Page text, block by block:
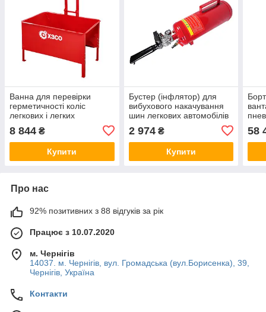
Ванна для перевірки
герметичності коліс
легкових і легких
комерційних автомобілів
(140 л) (ХЗСО) WTB140L
8 844 ₴
Купити
Бустер (інфлятор) для
вибухового накачування
шин легкових автомобілів
компактний 7 л G.I.KRAFT
BSTR07L
2 974₴
Купити
58
Про нас
92% позитивних з 88 відгуків за рік
Працює з 10.07.2020
м. Чернігів
14037. м. Чернігів, вул. Громадська (вул.Борисенка), 39,
Чернігів, Україна
Контакти